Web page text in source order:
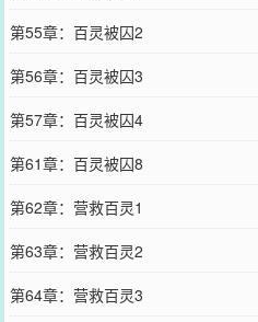
第55章：百灵被囚2
第56章：百灵被囚3
第57章：百灵被囚4
第61章：百灵被囚8
第62章：营救百灵1
第63章：营救百灵2
第64章：营救百灵3